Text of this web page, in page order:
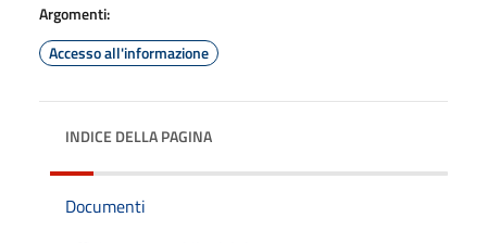
Argomenti:
Accesso all'informazione
INDICE DELLA PAGINA
Documenti